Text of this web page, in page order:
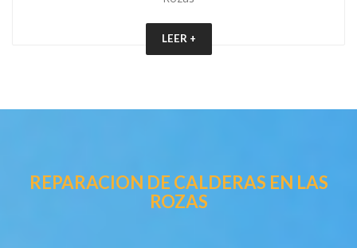
LEER +
REPARACION DE CALDERAS EN LAS
ROZAS